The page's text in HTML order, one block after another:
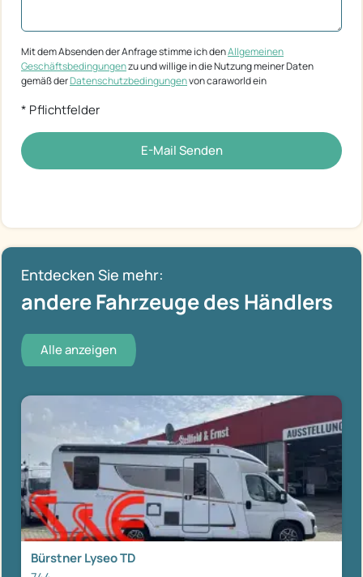
Mit dem Absenden der Anfrage stimme ich denAllgemeinen
Geschäftsbedingungenzu und willige in die Nutzung meiner Daten
gemäß derDatenschutzbedingungenvon caraworld ein
* Pflichtfelder
E-Mail Senden
Entdecken Sie mehr:
andere Fahrzeuge des Händlers
Alle anzeigen
Bürstner Lyseo TD